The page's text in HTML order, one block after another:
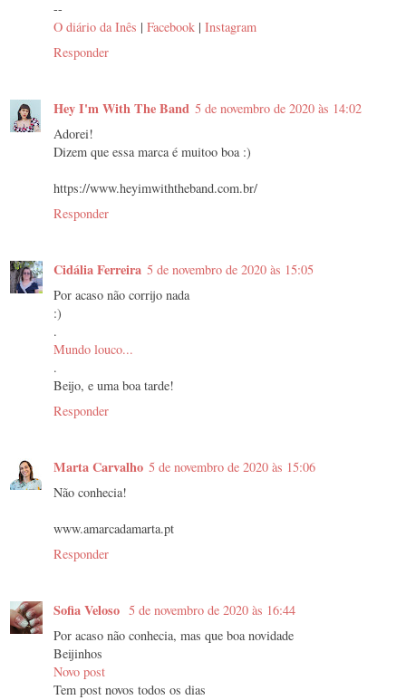
--
O diário da Inês | Facebook | Instagram
Responder
Hey I'm With The Band 5 de novembro de 2020 às 14:02
Adorei!
Dizem que essa marca é muitoo boa :)
https://www.heyimwiththeband.com.br/
Responder
Cidália Ferreira 5 de novembro de 2020 às 15:05
Por acaso não corrijo nada
:)
.
Mundo louco...
.
Beijo, e uma boa tarde!
Responder
Marta Carvalho 5 de novembro de 2020 às 15:06
Não conhecia!
www.amarcadamarta.pt
Responder
Sofia Veloso 5 de novembro de 2020 às 16:44
Por acaso não conhecia, mas que boa novidade
Beijinhos
Novo post
Tem post novos todos os dias